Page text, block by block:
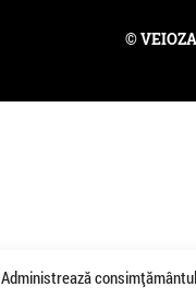
Administrează consimțământul
©